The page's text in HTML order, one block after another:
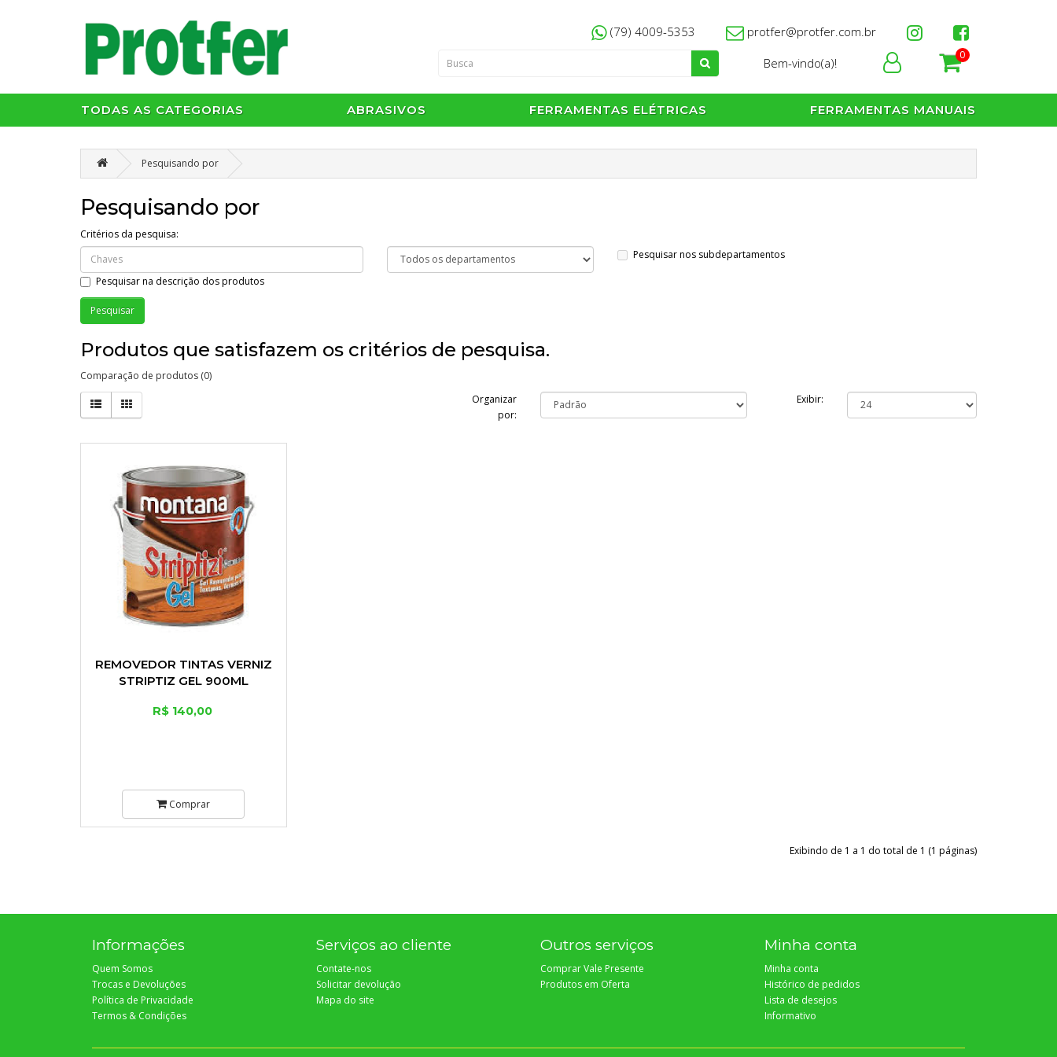
(79) 4009-5353 protfer@protfer.com.br
Bem-vindo(a)!
0
TODAS AS CATEGORIAS ABRASIVOS FERRAMENTAS ELÉTRICAS FERRAMENTAS MANUAIS
Pesquisando por
Pesquisando por
Critérios da pesquisa:
Pesquisar nos subdepartamentos
Pesquisar na descrição dos produtos
Produtos que satisfazem os critérios de pesquisa.
Comparação de produtos (0)
Organizar
por:
Exibir:
REMOVEDOR TINTAS VERNIZ
STRIPTIZ GEL 900ML
R$ 140,00
Comprar
Exibindo de 1 a 1 do total de 1 (1 páginas)
Informações
Quem Somos
Trocas e Devoluções
Política de Privacidade
Termos & Condições
Serviços ao cliente
Contate-nos
Solicitar devolução
Mapa do site
Outros serviços
Comprar Vale Presente
Produtos em Oferta
Minha conta
Minha conta
Histórico de pedidos
Lista de desejos
Informativo